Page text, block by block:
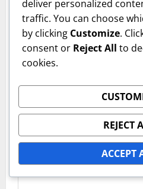
v
g
a
t
i
n
Your email address will not
fields are marked*
Comment
deliver personalized
traffic. You can choose
by clicking Customize.
consent or Reject All to
cookies.
REJECT
ACCEPT